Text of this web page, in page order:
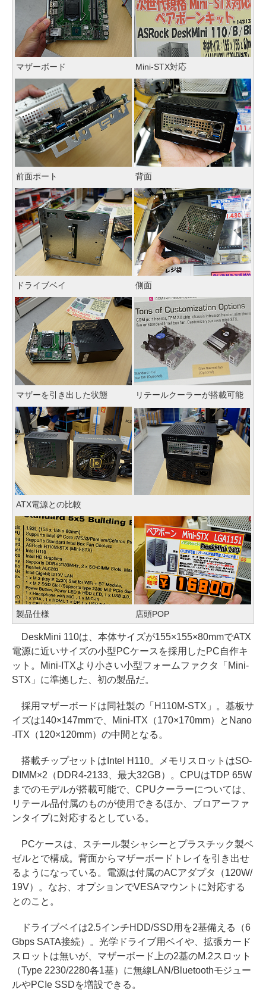
マザーボード Mini-STX対応
前面ポート 背面
ドライブベイ 側面
マザーを引き出した状態 リテールクーラーが搭載可能
ATX電源との比較
製品仕様 店頭POP
DeskMini 110は、本体サイズが155×155×80mmでATX
電源に近いサイズの小型PCケースを採用したPC自作キ
ット。Mini-ITXより小さい小型フォームファクタ「Mini-
STX」に準拠した、初の製品だ。
採用マザーボードは同社製の「H110M-STX」。基板サ
イズは140×147mmで、Mini-ITX（170×170mm）とNano
-ITX（120×120mm）の中間となる。
搭載チップセットはIntel H110。メモリスロットはSO-
DIMM×2（DDR4-2133、最大32GB）。CPUはTDP 65W
までのモデルが搭載可能で、CPUクーラーについては、
リテール品付属のものが使用できるほか、ブロアーファ
ンタイプに対応するとしている。
PCケースは、スチール製シャシーとプラスチック製ベ
ゼルとで構成。背面からマザーボードトレイを引き出せ
るようになっている。電源は付属のACアダプタ（120W/
19V）。なお、オプションでVESAマウントに対応する
とのこと。
ドライブベイは2.5インチHDD/SSD用を2基備える（6
Gbps SATA接続）。光学ドライブ用ベイや、拡張カード
スロットは無いが、マザーボード上の2基のM.2スロット
（Type 2230/2280各1基）に無線LAN/Bluetoothモジュー
ルやPCIe SSDを増設できる。